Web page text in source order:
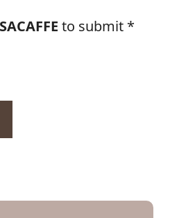
to submit *